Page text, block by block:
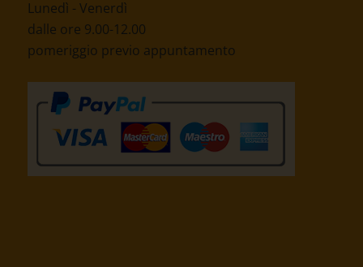
Lunedì - Venerdì
dalle ore 9.00-12.00
pomeriggio previo appuntamento